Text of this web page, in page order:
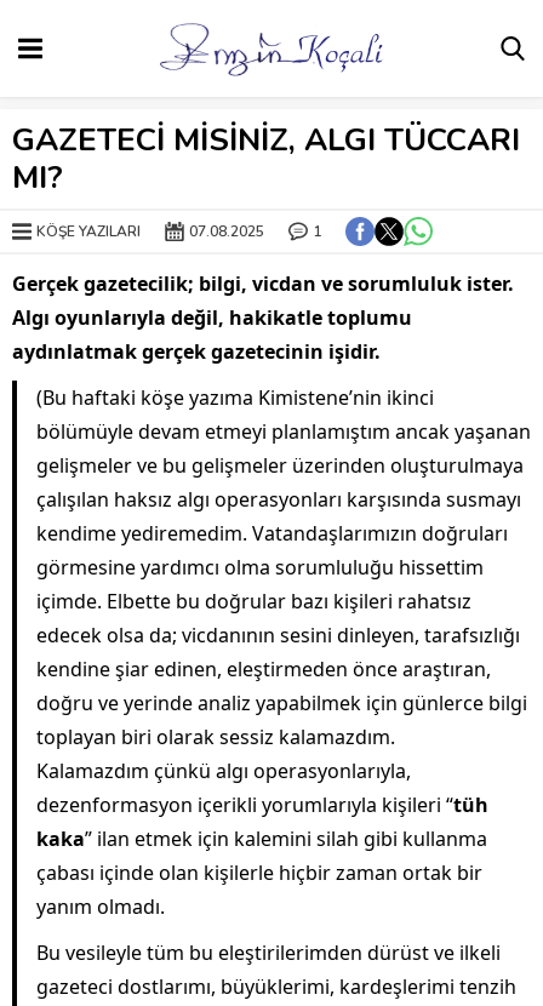
GAZETECİ MİSİNİZ, ALGI TÜCCARI
MI?
KÖŞE YAZILARI 07.08.2025 1
Gerçek gazetecilik; bilgi, vicdan ve sorumluluk ister.
Algı oyunlarıyla değil, hakikatle toplumu
aydınlatmak gerçek gazetecinin işidir.
(Bu haftaki köşe yazıma Kimistene’nin ikinci
bölümüyle devam etmeyi planlamıştım ancak yaşanan
gelişmeler ve bu gelişmeler üzerinden oluşturulmaya
çalışılan haksız algı operasyonları karşısında susmayı
kendime yediremedim. Vatandaşlarımızın doğruları
görmesine yardımcı olma sorumluluğu hissettim
içimde. Elbette bu doğrular bazı kişileri rahatsız
edecek olsa da; vicdanının sesini dinleyen, tarafsızlığı
kendine şiar edinen, eleştirmeden önce araştıran,
doğru ve yerinde analiz yapabilmek için günlerce bilgi
toplayan biri olarak sessiz kalamazdım.
Kalamazdım çünkü algı operasyonlarıyla,
dezenformasyon içerikli yorumlarıyla kişileri “tüh
kaka” ilan etmek için kalemini silah gibi kullanma
çabası içinde olan kişilerle hiçbir zaman ortak bir
yanım olmadı.
Bu vesileyle tüm bu eleştirilerimden dürüst ve ilkeli
gazeteci dostlarımı, büyüklerimi, kardeşlerimi tenzih